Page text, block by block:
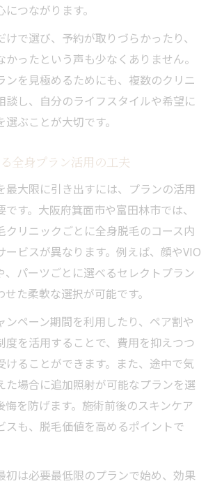
つながります。
で選び、予約が取りづらかったり、
ったという声も少なくありません。
ンを見極めるためにも、複数のクリニ
談し、自分のライフスタイルや希望に
ぶことが大切です。
全身プラン活用の工夫
最大限に引き出すには、プランの活用
す。大阪府箕面市や富田林市では、
クリニックごとに全身脱毛のコース内
ービスが異なります。例えば、顔やVIO
、パーツごとに選べるセレクトプラン
た柔軟な選択が可能です。
ンペーン期間を利用したり、ペア割や
度を活用することで、費用を抑えつつ
けることができます。また、途中で気
た場合に追加照射が可能なプランを選
悔を防げます。施術前後のスキンケア
スも、脱毛価値を高めるポイントで
初は必要最低限のプランで始め、効果